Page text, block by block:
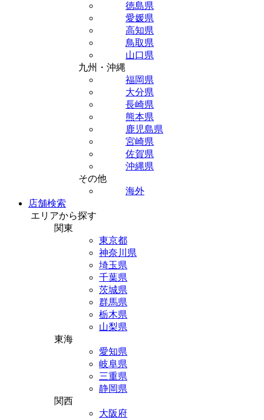
徳島県
愛媛県
高知県
鳥取県
山口県
九州・沖縄
福岡県
大分県
長崎県
熊本県
鹿児島県
宮崎県
佐賀県
沖縄県
その他
海外
店舗検索
エリアから探す
関東
東京都
神奈川県
埼玉県
千葉県
茨城県
群馬県
栃木県
山梨県
東海
愛知県
岐阜県
三重県
静岡県
関西
大阪府